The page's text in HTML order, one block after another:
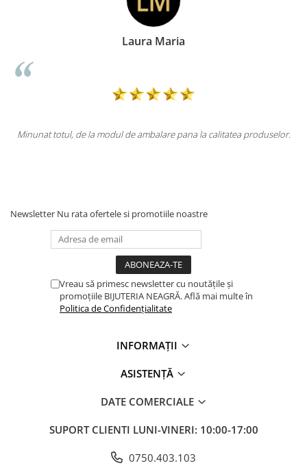
Laura Maria
Minunat totul, de la modul de ambalare pana la calitatea produselor.
Newsletter Nu rata ofertele si promotiile noastre
Vreau să primesc newsletter cu noutățile și
promoțiile BIJUTERIA NEAGRĂ. Află mai multe în
Politica de Confidențialitate
INFORMAȚII
ASISTENȚĂ
DATE COMERCIALE
SUPORT CLIENTI LUNI-VINERI: 10:00-17:00
0750.403.103